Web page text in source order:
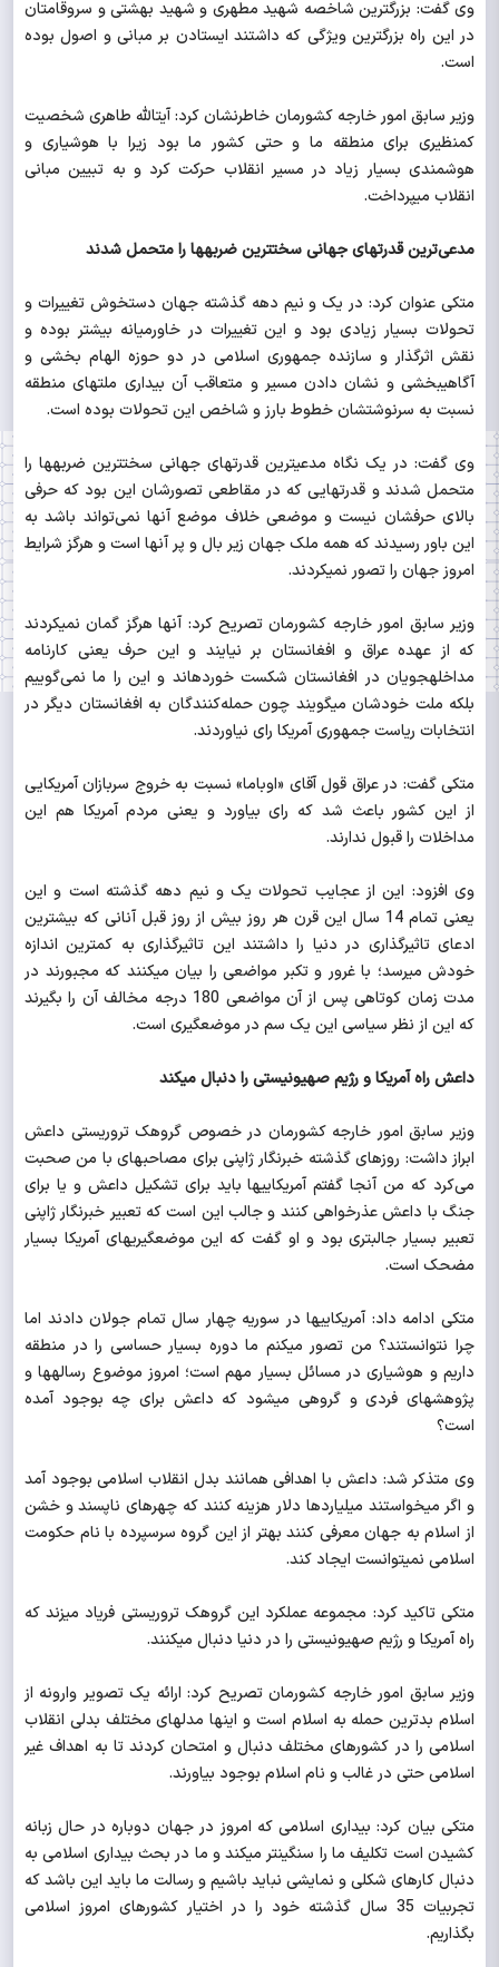
وی گفت: بزرگترین شاخصه شهید مطهری و شهید بهشتی و سروقامتان
در این راه بزرگترین ویژگی که داشتند ایستادن بر مبانی و اصول بوده
است.
وزیر سابق امور خارجه کشورمان خاطرنشان کرد: آیت‎الله طاهری شخصیت
کم‎نظیری برای منطقه ما و حتی کشور ما بود زیرا با هوشیاری و
هوشمندی بسیار زیاد در مسیر انقلاب حرکت کرد و به تبیین مبانی
انقلاب می‎پرداخت.
مدعی‌ترین قدرت‎های جهانی سخت‎ترین ضربه‎ها را متحمل شدند
متکی عنوان کرد: در یک و نیم دهه گذشته جهان دستخوش تغییرات و
تحولات بسیار زیادی بود و این تغییرات در خاورمیانه بیشتر بوده و
نقش اثرگذار و سازنده جمهوری اسلامی در دو حوزه الهام بخشی و
آگاهی‎بخشی و نشان دادن مسیر و متعاقب آن بیداری ملت‎های منطقه
نسبت به سرنوشتشان خطوط بارز و شاخص این تحولات بوده است.
وی گفت: در یک نگاه مدعی‎ترین قدرت‎های جهانی سخت‎ترین ضربه‎ها را
متحمل شدند و قدرت‎هایی که در مقاطعی تصورشان این بود که حرفی
بالای حرفشان نیست و موضعی خلاف موضع آنها نمی‌تواند باشد به
این باور رسیدند که همه ملک جهان زیر بال و پر آنها است و هرگز شرایط
امروز جهان را تصور نمی‎کردند.
وزیر سابق امور خارجه کشورمان تصریح کرد: آنها هرگز گمان نمی‎کردند
که از عهده عراق و افغانستان بر نیایند و این حرف یعنی کارنامه
مداخله‎جویان در افغانستان شکست خورده‎اند و این را ما نمی‌گوییم
بلکه ملت خودشان می‎گویند چون حمله‌کنندگان به افغانستان دیگر در
انتخابات ریاست جمهوری آمریکا رای نیاوردند.
متکی گفت: در عراق قول آقای «اوباما» نسبت به خروج سربازان آمریکایی
از این کشور باعث شد که رای بیاورد و یعنی مردم آمریکا هم این
مداخلات را قبول ندارند.
وی افزود: این از عجایب تحولات یک و نیم دهه گذشته است و این
یعنی تمام 14 سال این قرن هر روز بیش از روز قبل آنانی که بیشترین
ادعای تاثیرگذاری در دنیا را داشتند این تاثیرگذاری به کمترین اندازه
خودش می‎رسد؛ با غرور و تکبر مواضعی را بیان می‎کنند که مجبورند در
مدت زمان کوتاهی پس از آن مواضعی 180 درجه مخالف آن را بگیرند
که این از نظر سیاسی این یک سم در موضع‎گیری است.
داعش راه آمریکا و رژیم صهیونیستی را دنبال می‎کند
وزیر سابق امور خارجه کشورمان در خصوص گروهک تروریستی داعش
ابراز داشت: روزهای گذشته خبرنگار ژاپنی برای مصاحبه‎ای با من صحبت
می‌کرد که من آنجا گفتم آمریکایی‎ها باید برای تشکیل داعش و یا برای
جنگ با داعش عذرخواهی کنند و جالب این است که تعبیر خبرنگار ژاپنی
تعبیر بسیار جالبتری بود و او گفت که این موضع‎گیری‎های آمریکا بسیار
مضحک است.
متکی ادامه داد: آمریکایی‎ها در سوریه چهار سال تمام جولان‎ دادند اما
چرا نتوانستند؟ من تصور می‎کنم ما دوره بسیار حساسی را در منطقه
داریم و هوشیاری در مسائل بسیار مهم است؛ امروز موضوع رساله‎ها و
پژوهش‎های فردی و گروهی می‎شود که داعش برای چه بوجود آمده
است؟
وی متذکر شد: داعش با اهدافی همانند بدل انقلاب اسلامی بوجود آمد
و اگر می‎خواستند میلیاردها دلار هزینه کنند که چهره‎ای ناپسند و خشن
از اسلام به جهان معرفی کنند بهتر از این گروه سرسپرده با نام حکومت
اسلامی نمی‎توانست ایجاد کند.
متکی تاکید کرد: مجموعه عملکرد این گروهک تروریستی فریاد می‎زند که
راه آمریکا و رژیم صهیونیستی را در دنیا دنبال می‎کنند.
وزیر سابق امور خارجه کشورمان تصریح کرد: ارائه یک تصویر وارونه از
اسلام بدترین حمله به اسلام است و اینها مدل‎های مختلف بدلی انقلاب
اسلامی را در کشورهای مختلف دنبال و امتحان کردند تا به اهداف غیر
اسلامی حتی در غالب و نام اسلام بوجود بیاورند.
متکی بیان کرد: بیداری اسلامی که امروز در جهان دوباره در حال زبانه
کشیدن است تکلیف ما را سنگین‎تر می‎کند و ما در بحث بیداری اسلامی به
دنبال کارهای شکلی و نمایشی نباید باشیم و رسالت ما باید این باشد که
تجربیات 35 سال گذشته خود را در اختیار کشورهای امروز اسلامی
بگذاریم.